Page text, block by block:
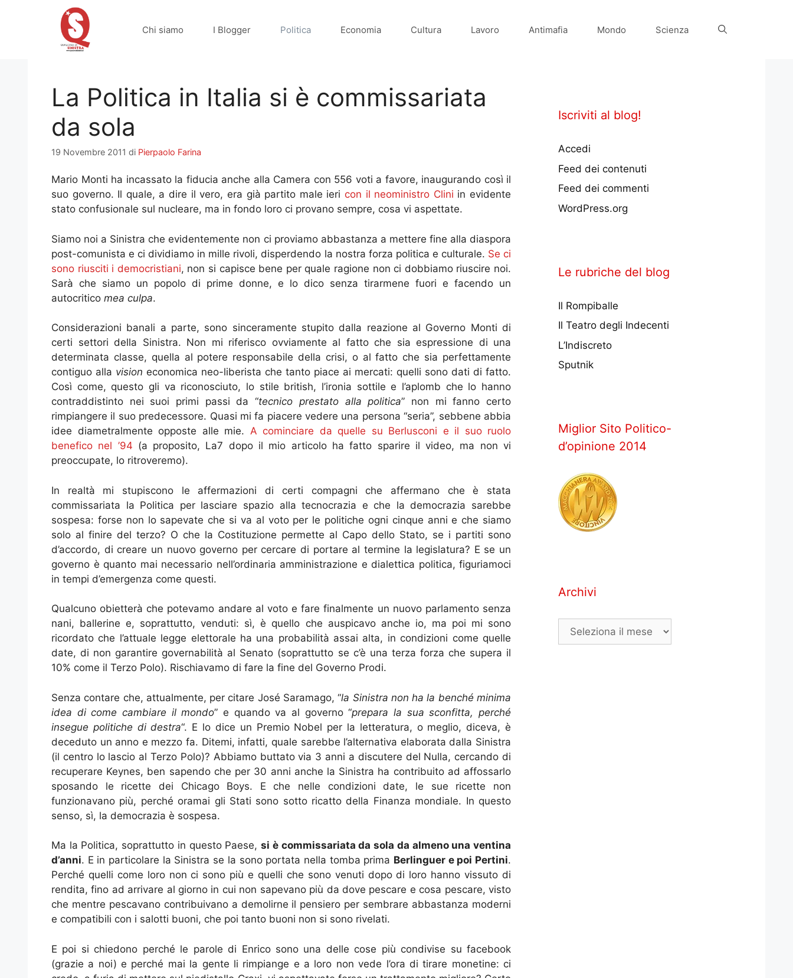
Chi siamo I Blogger Politica Economia Cultura Lavoro Antimafia Mondo Scienza
La Politica in Italia si è commissariata
da sola
19 Novembre 2011 di Pierpaolo Farina
Mario Monti ha incassato la fiducia anche alla Camera con 556 voti a favore, inaugurando così il
suo governo. Il quale, a dire il vero, era già partito male ieri con il neoministro Clini in evidente
stato confusionale sul nucleare, ma in fondo loro ci provano sempre, cosa vi aspettate.
Siamo noi a Sinistra che evidentemente non ci proviamo abbastanza a mettere fine alla diaspora
post-comunista e ci dividiamo in mille rivoli, disperdendo la nostra forza politica e culturale. Se ci
sono riusciti i democristiani, non si capisce bene per quale ragione non ci dobbiamo riuscire noi.
Sarà che siamo un popolo di prime donne, e lo dico senza tirarmene fuori e facendo un
autocritico mea culpa.
Considerazioni banali a parte, sono sinceramente stupito dalla reazione al Governo Monti di
certi settori della Sinistra. Non mi riferisco ovviamente al fatto che sia espressione di una
determinata classe, quella al potere responsabile della crisi, o al fatto che sia perfettamente
contiguo alla vision economica neo-liberista che tanto piace ai mercati: quelli sono dati di fatto.
Così come, questo gli va riconosciuto, lo stile british, l’ironia sottile e l’aplomb che lo hanno
contraddistinto nei suoi primi passi da “tecnico prestato alla politica” non mi fanno certo
rimpiangere il suo predecessore. Quasi mi fa piacere vedere una persona “seria”, sebbene abbia
idee diametralmente opposte alle mie. A cominciare da quelle su Berlusconi e il suo ruolo
benefico nel ’94 (a proposito, La7 dopo il mio articolo ha fatto sparire il video, ma non vi
preoccupate, lo ritroveremo).
In realtà mi stupiscono le affermazioni di certi compagni che affermano che è stata
commissariata la Politica per lasciare spazio alla tecnocrazia e che la democrazia sarebbe
sospesa: forse non lo sapevate che si va al voto per le politiche ogni cinque anni e che siamo
solo al finire del terzo? O che la Costituzione permette al Capo dello Stato, se i partiti sono
d’accordo, di creare un nuovo governo per cercare di portare al termine la legislatura? E se un
governo è quanto mai necessario nell’ordinaria amministrazione e dialettica politica, figuriamoci
in tempi d’emergenza come questi.
Qualcuno obietterà che potevamo andare al voto e fare finalmente un nuovo parlamento senza
nani, ballerine e, soprattutto, venduti: sì, è quello che auspicavo anche io, ma poi mi sono
ricordato che l’attuale legge elettorale ha una probabilità assai alta, in condizioni come quelle
date, di non garantire governabilità al Senato (soprattutto se c’è una terza forza che supera il
10% come il Terzo Polo). Rischiavamo di fare la fine del Governo Prodi.
Senza contare che, attualmente, per citare José Saramago, “la Sinistra non ha la benché minima
idea di come cambiare il mondo” e quando va al governo “prepara la sua sconfitta, perché
insegue politiche di destra“. E lo dice un Premio Nobel per la letteratura, o meglio, diceva, è
deceduto un anno e mezzo fa. Ditemi, infatti, quale sarebbe l’alternativa elaborata dalla Sinistra
(il centro lo lascio al Terzo Polo)? Abbiamo buttato via 3 anni a discutere del Nulla, cercando di
recuperare Keynes, ben sapendo che per 30 anni anche la Sinistra ha contribuito ad affossarlo
sposando le ricette dei Chicago Boys. E che nelle condizioni date, le sue ricette non
funzionavano più, perché oramai gli Stati sono sotto ricatto della Finanza mondiale. In questo
senso, sì, la democrazia è sospesa.
Ma la Politica, soprattutto in questo Paese,si è commissariata da sola da almeno una ventina
d’anni. E in particolare la Sinistra se la sono portata nella tomba prima Berlinguer e poi Pertini.
Perché quelli come loro non ci sono più e quelli che sono venuti dopo di loro hanno vissuto di
rendita, fino ad arrivare al giorno in cui non sapevano più da dove pescare e cosa pescare, visto
che mentre pescavano contribuivano a demolirne il pensiero per sembrare abbastanza moderni
e compatibili con i salotti buoni, che poi tanto buoni non si sono rivelati.
E poi si chiedono perché le parole di Enrico sono una delle cose più condivise su facebook
(grazie a noi) e perché mai la gente li rimpiange e a loro non vede l’ora di tirare monetine: ci
Iscriviti al blog!
Accedi
Feed dei contenuti
Feed dei commenti
WordPress.org
Le rubriche del blog
Il Rompiballe
Il Teatro degli Indecenti
L’Indiscreto
Sputnik
Miglior Sito Politico-
d’opinione 2014
Archivi
Archivi